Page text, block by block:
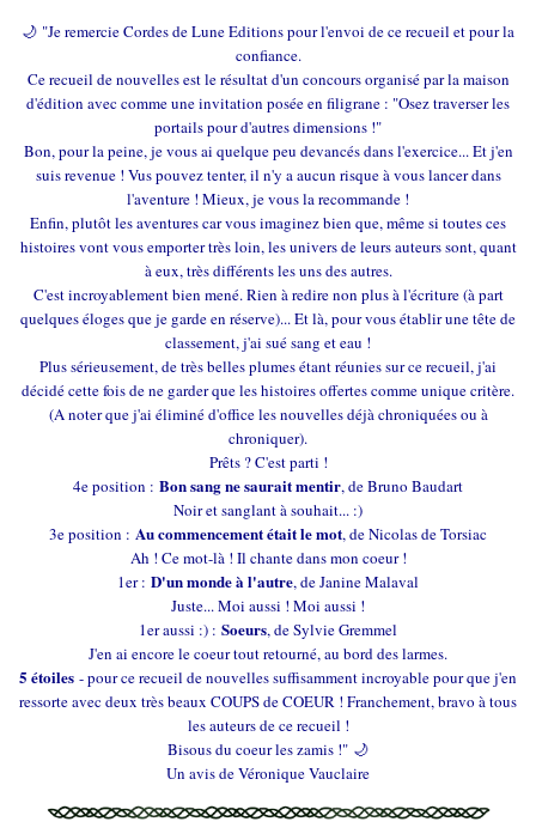
🌙 "Je remercie Cordes de Lune Editions pour l'envoi de ce recueil et pour la
confiance.
Ce recueil de nouvelles est le résultat d'un concours organisé par la maison
d'édition avec comme une invitation posée en filigrane : "Osez traverser les
portails pour d'autres dimensions !"
Bon, pour la peine, je vous ai quelque peu devancés dans l'exercice... Et j'en
suis revenue ! Vus pouvez tenter, il n'y a aucun risque à vous lancer dans
l'aventure ! Mieux, je vous la recommande !
Enfin, plutôt les aventures car vous imaginez bien que, même si toutes ces
histoires vont vous emporter très loin, les univers de leurs auteurs sont, quant
à eux, très différents les uns des autres.
C'est incroyablement bien mené. Rien à redire non plus à l'écriture (à part
quelques éloges que je garde en réserve)... Et là, pour vous établir une tête de
classement, j'ai sué sang et eau !
Plus sérieusement, de très belles plumes étant réunies sur ce recueil, j'ai
décidé cette fois de ne garder que les histoires offertes comme unique critère.
(A noter que j'ai éliminé d'office les nouvelles déjà chroniquées ou à
chroniquer).
Prêts ? C'est parti !
4e position : Bon sang ne saurait mentir, de Bruno Baudart
Noir et sanglant à souhait... :)
3e position : Au commencement était le mot, de Nicolas de Torsiac
Ah ! Ce mot-là ! Il chante dans mon coeur !
1er : D'un monde à l'autre, de Janine Malaval
Juste... Moi aussi ! Moi aussi !
1er aussi :) : Soeurs, de Sylvie Gremmel
J'en ai encore le coeur tout retourné, au bord des larmes.
5 étoiles - pour ce recueil de nouvelles suffisamment incroyable pour que j'en
ressorte avec deux très beaux COUPS de COEUR ! Franchement, bravo à tous
les auteurs de ce recueil !
Bisous du coeur les zamis !" 🌙
Un avis de Véronique Vauclaire